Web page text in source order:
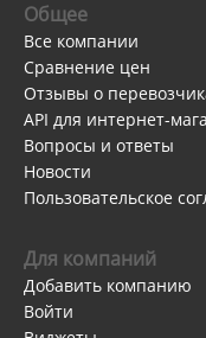
Общее
Все компании
Сравнение цен
Отзывы о
API для интернет-
Вопросы и ответы
Новости
Пользовательское
Для компаний
Добавить компанию
Войти